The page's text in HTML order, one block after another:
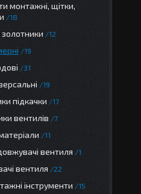
монтажні, щітки,
18
12
19
31
19
підкачки 17
вентилів 7
11
вентиля 1
вентиля 22
інструменти 15